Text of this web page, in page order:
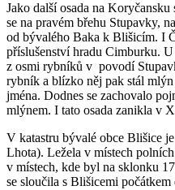
Jako další osada na
se na pravém břehu Stupavky,
od bývalého Baka k Blišicím. I
příslušenství hradu Cimburku.
z osmi rybníků v povodí
rybník a blízko něj pak stál mlýn
jména. Dodnes se zachovalo
mlýnem. I tato osada zanikla v
V katastru bývalé obce Blišice
Lhota). Ležela v místech
v místech, kde byl na sklonku
se sloučila s Blišicemi